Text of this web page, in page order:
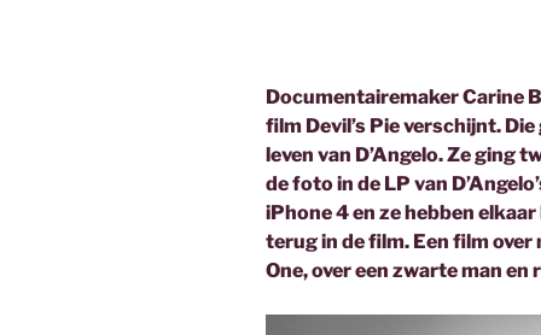
Documentairemaker Carine
film Devil’s Pie verschijnt.
leven van D’Angelo. Ze ging
de foto in de LP van
iPhone 4 en ze hebben
terug in de film. Een film
One, over een zwarte man